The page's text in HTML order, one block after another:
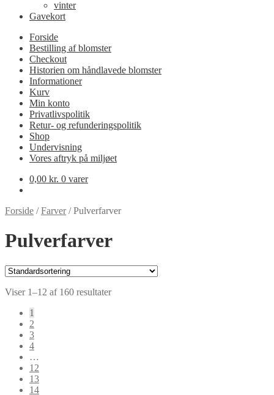
vinter
Gavekort
Forside
Bestilling af blomster
Checkout
Historien om håndlavede blomster
Informationer
Kurv
Min konto
Privatlivspolitik
Retur- og refunderingspolitik
Shop
Undervisning
Vores aftryk på miljøet
0,00 kr. 0 varer
Forside /Farver/Pulverfarver
Pulverfarver
Viser 1–12 af 160 resultater
1
2
3
4
…
12
13
14